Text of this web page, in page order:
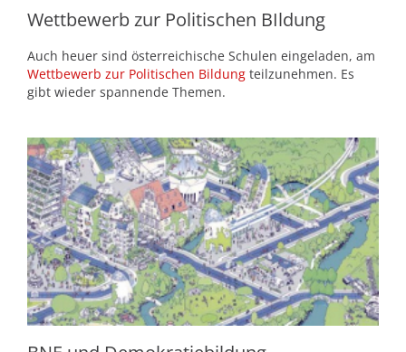
Wettbewerb zur Politischen BIldung
Auch heuer sind österreichische Schulen eingeladen, am
Wettbewerb zur Politischen Bildung teilzunehmen. Es
gibt wieder spannende Themen.